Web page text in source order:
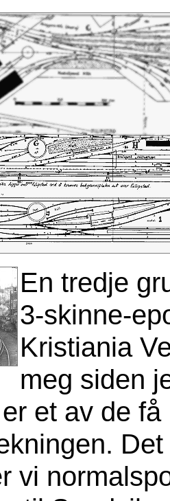
En tredje
3-skinne-
Kristiania
meg siden
et av de
vi